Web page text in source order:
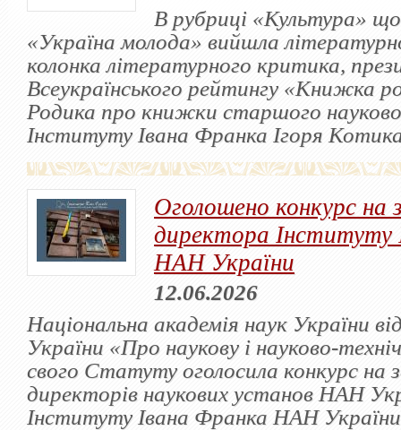
В рубриці «Культура»
«Україна молода» вийшла
колонка літературного критика,
Всеукраїнського рейтингу «Книжка
Родика про книжки старшого
Інституту Івана Франка Ігоря
Оголошено конкурс на
директора Інституту
НАН України
12.06.2026
Національна академія наук України
України «Про наукову і науково-
свого Статуту оголосила конкурс на
директорів наукових установ НАН
Інституту Івана Франка НАН